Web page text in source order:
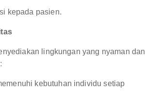
kepada pasien.
lingkungan yang nyaman dan
kebutuhan individu setiap